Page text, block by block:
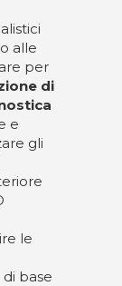
alle
per
di
e
gli
le
base